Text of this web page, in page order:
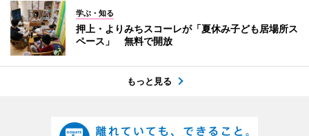
学ぶ・知る
押上・よりみちスコーレが「夏休み子ども居場所ス
ペース」 無料で開放
もっと見る